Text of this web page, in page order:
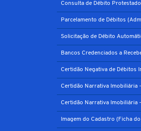
Consulta de Débito Protestado
Parcelamento de Débitos
Solicitação de Débito
Bancos Credenciados a
Certidão Negativa de Débitos
Certidão Narrativa Imobiliária
Certidão Narrativa Imobiliária
Imagem do Cadastro (Ficha